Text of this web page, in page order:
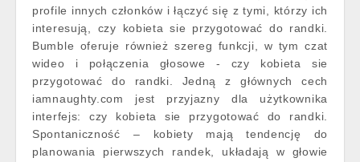
profile innych członków i łączyć się z tymi, którzy ich
interesują, czy kobieta sie przygotować do randki.
Bumble oferuje również szereg funkcji, w tym czat
wideo i połączenia głosowe - czy kobieta sie
przygotować do randki. Jedną z głównych cech
iamnaughty.com jest przyjazny dla użytkownika
interfejs: czy kobieta sie przygotować do randki.
Spontaniczność – kobiety mają tendencję do
planowania pierwszych randek, układają w głowie